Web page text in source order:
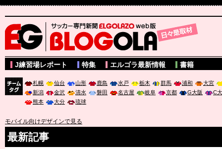
サッカー専門新聞ELGOLAZO web版 BLOGOLA
J練習場レポート 特集 エルゴラ最新情報 書籍
札幌 仙台 山形 鹿島 水戸 栃木 群馬 浦和
大宮
新潟
金沢 清水 磐田 名古屋 岐阜 京都 G大阪
C
熊本
大分 琉球
モバイル向けデザインで見る
最新記事